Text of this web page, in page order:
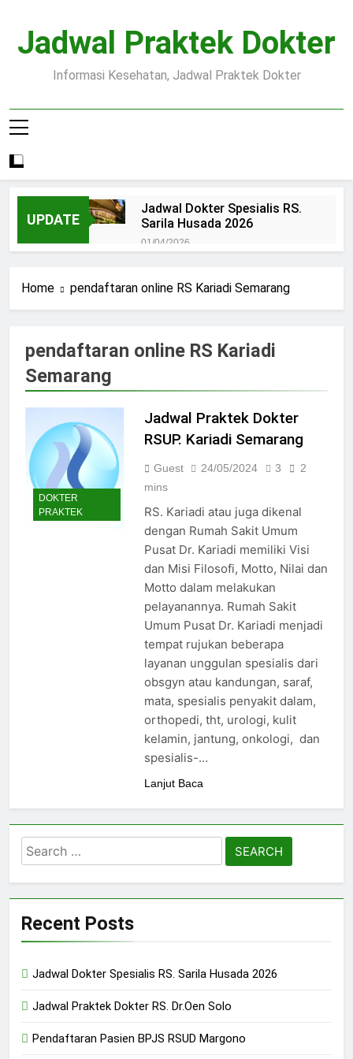
content
Jadwal Praktek Dokter
Informasi Kesehatan, Jadwal Praktek Dokter
UPDATE
Jadwal Dokter Spesialis RS.
Sarila Husada 2026
01/04/2026
15/07/2025
Pendaftaran Pasien BPJS
15/07/2025
Jadwal Praktek Dokter RS
Maguan Husada Wonogiri
Daftar online rs sarila
husada sragen
Jadwal Dokter RS. Puri Asih
Salatiga 2025
15/07/2025
Jadwal Dokter RS Mulia
Hati Wonogiri
15/07/2025
Pendaftaran Pasien BPJS
RSUD Bung Karno
24/05/2024
Pendaftaran Pasien BPJS
RSUD Banyumas
24/05/2024
Home pendaftaran online RS Kariadi Semarang
pendaftaran online RS Kariadi
Semarang
DOKTER
PRAKTEK
Jadwal Praktek Dokter
RSUP. Kariadi Semarang
Guest 24/05/2024 3
2
mins
RS. Kariadi atau juga dikenal
dengan Rumah Sakit Umum
Pusat Dr. Kariadi memiliki Visi
dan Misi Filosofi, Motto, Nilai dan
Motto dalam melakukan
pelayanannya. Rumah Sakit
Umum Pusat Dr. Kariadi menjadi
tempat rujukan beberapa
layanan unggulan spesialis dari
obsgyn atau kandungan, saraf,
mata, spesialis penyakit dalam,
orthopedi, tht, urologi, kulit
kelamin, jantung, onkologi, dan
spesialis-…
Lanjut Baca
Search
for:
Recent Posts
Jadwal Dokter Spesialis RS. Sarila Husada 2026
Jadwal Praktek Dokter RS. Dr.Oen Solo
Pendaftaran Pasien BPJS RSUD Margono